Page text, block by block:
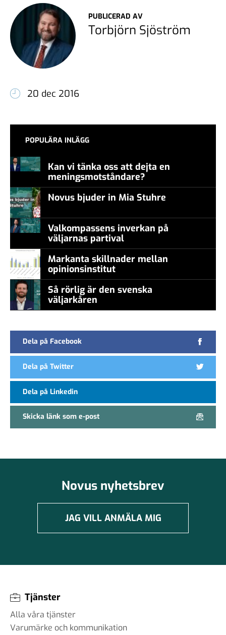
PUBLICERAD AV
Torbjörn Sjöström
20 dec 2016
POPULÄRA INLÄGG
Kan vi tänka oss att dejta en
meningsmotståndare?
Novus bjuder in Mia Stuhre
Valkompassens inverkan på
väljarnas partival
Markanta skillnader mellan
opinionsinstitut
Så rörlig är den svenska
väljarkåren
Dela på Facebook
Dela på Twitter
Dela på Linkedin
Skicka länk som e-post
Novus nyhetsbrev
JAG VILL ANMÄLA MIG
Tjänster
Alla våra tjänster
Varumärke och kommunikation